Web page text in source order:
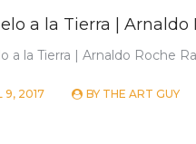
a la Tierra | Arnaldo
a la Tierra | Arnaldo Roche
9, 2017 BY THE ART GUY